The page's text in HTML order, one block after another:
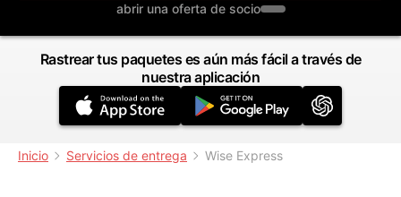
abrir una oferta de socio
Rastrear tus paquetes es aún más fácil a través de
nuestra aplicación
Inicio Servicios de entrega Wise Express